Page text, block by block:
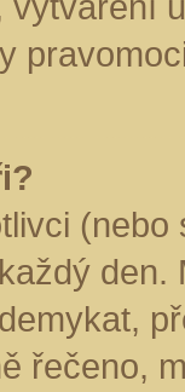
řečeno,